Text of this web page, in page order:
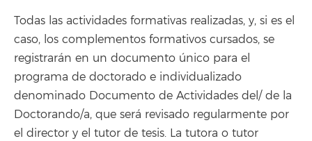
Todas las actividades formativas realizadas, y, si es el
caso, los complementos formativos cursados, se
registrarán en un documento único para el
programa de doctorado e individualizado
denominado Documento de Actividades del/ de la
Doctorando/a, que será revisado regularmente por
el director y el tutor de tesis. La tutora o tutor